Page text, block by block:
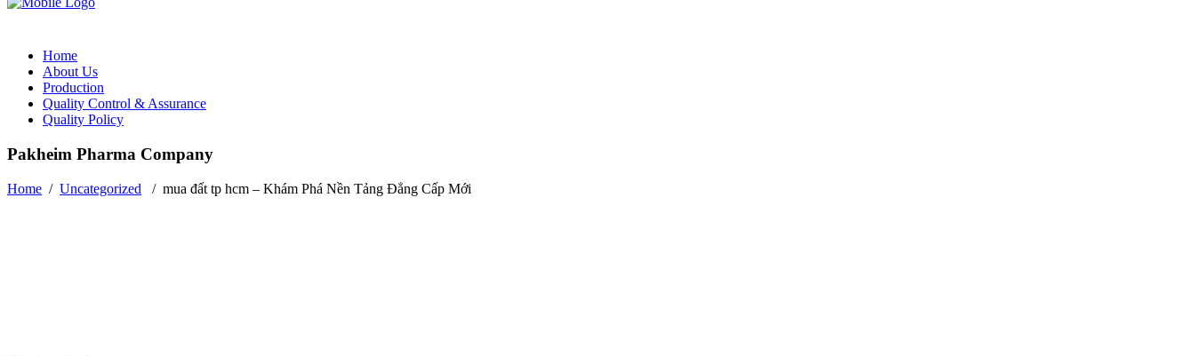
Home
About Us
Production
Quality Control & Assurance
Quality Policy
Pakheim Pharma Company
Home / Uncategorized / mua đất tp hcm – Khám Phá Nền Tảng Đẳng Cấp Mới